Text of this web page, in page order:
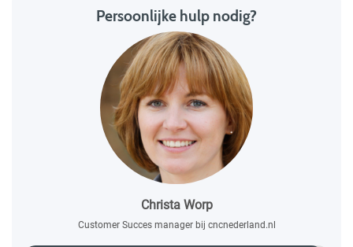
Persoonlijke hulp nodig?
Christa Worp
Customer Succes manager bij cncnederland.nl